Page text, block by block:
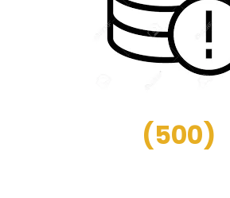
(500)